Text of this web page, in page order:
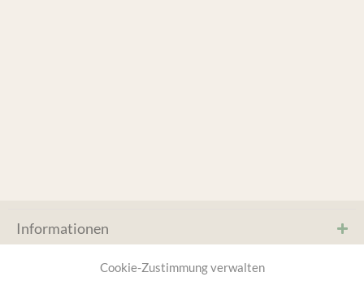
Cookie-Zustimmung verwalten
Informationen
Service & Hilfe